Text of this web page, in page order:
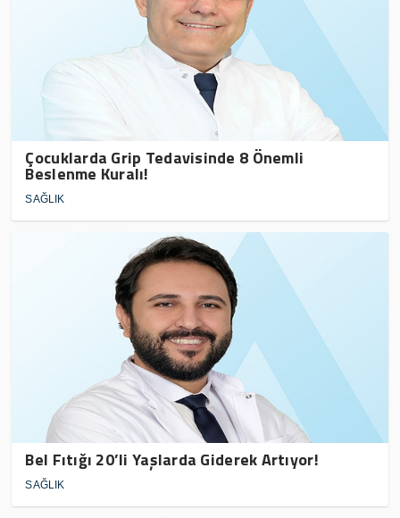
Çocuklarda Grip Tedavisinde 8 Önemli
Beslenme Kuralı!
SAĞLIK
Bel Fıtığı 20’li Yaşlarda Giderek Artıyor!
SAĞLIK